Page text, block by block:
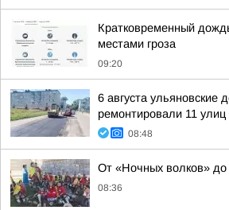
Кратковременный
местами гроза
09:20
6 августа ульяновские
ремонтировали 11 улиц
08:48
От «Ночных волков» до
08:36